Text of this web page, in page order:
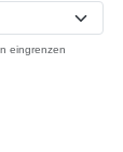
eingrenzen